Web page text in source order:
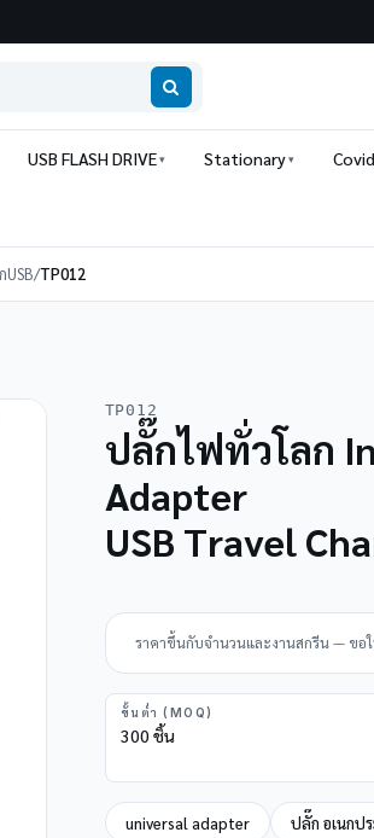
USB FLASH DRIVE Stationary Covid
/TP012
TP012
ปลั๊กไฟทั่วโลก
Adapter
USB Travel
ราคาขึ้นกับจำนวนและงานสกรีน — ขอ
ขั้นต่ำ (MOQ)
300 ชิ้น
universal adapter ปลั๊ก อเนกป